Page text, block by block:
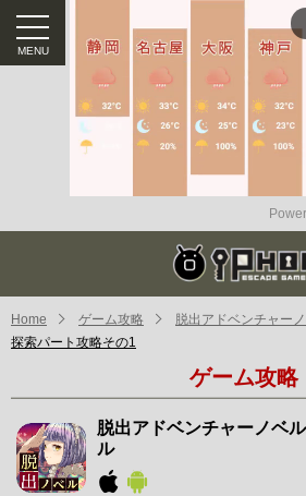
Home ゲーム攻略
脱出アドベンチャー
探索パート攻略その1
ゲーム攻略
脱出アドベンチャーノベ
ル